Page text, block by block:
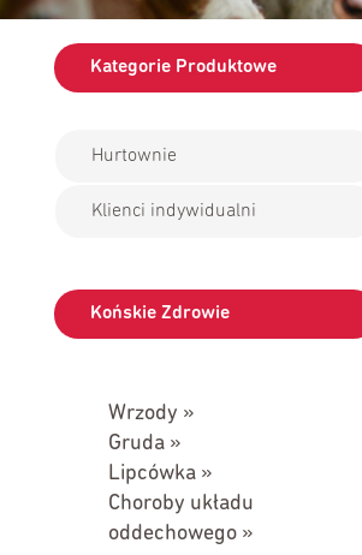
Kategorie Produktowe
Hurtownie
Klienci indywidualni
Końskie Zdrowie
Wrzody »
Gruda »
Lipcówka »
Choroby układu
oddechowego »